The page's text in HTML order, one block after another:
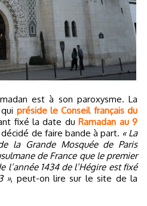
préside le Conseil français du
fixé la date du Ramadan au 9
de faire bande à part. « La
la Grande Mosquée de Paris
de France que le premier
l’année 1434 de l’Hégire est fixé
», peut-on lire sur le site de la